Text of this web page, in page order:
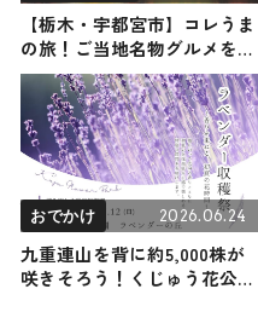
【栃木・宇都宮市】コレうま
の旅！ご当地名物グルメをお
届け
おでかけ 2026.06.24
九重連山を背に約5,000株が
咲きそろう！くじゅう花公園